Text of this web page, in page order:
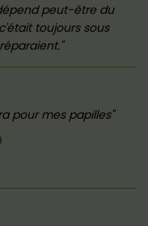
peut-être du
toujours sous
pour mes papilles